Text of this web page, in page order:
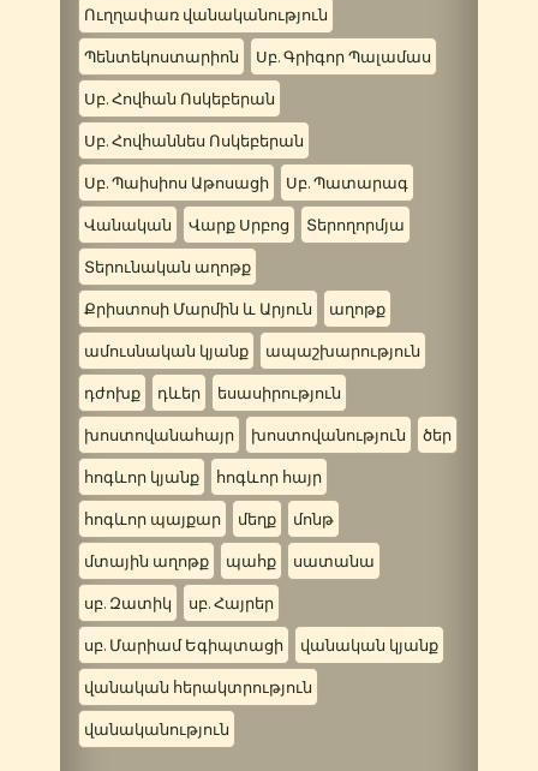
Ուղղափառ վանականություն
Պենտեկոստարիոն Սբ. Գրիգոր Պալամաս
Սբ. Հովհան Ոսկեբերան
Սբ. Հովհաննես Ոսկեբերան
Սբ. Պաիսիոս Աթոսացի Սբ. Պատարագ
Վանական Վարք Սրբոց Տերողորմյա
Տերունական աղոթք
Քրիստոսի Մարմին և Արյուն աղոթք
ամուսնական կյանք ապաշխարություն
դժոխք դևեր եսասիրություն
խոստովանահայր խոստովանություն ծեր
հոգևոր կյանք հոգևոր հայր
հոգևոր պայքար մեղք մոնթ
մտային աղոթք պահք սատանա
սբ. Զատիկ սբ. Հայրեր
սբ. Մարիամ Եգիպտացի վանական կյանք
վանական հերակտրություն
վանականություն